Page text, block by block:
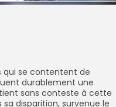
qui se contentent de
durablement une
sans conteste à cette
disparition, survenue le